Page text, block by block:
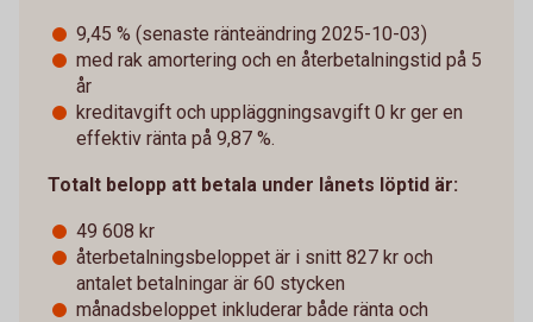
9,45 % (senaste ränteändring 2025-10-03)
med rak amortering och en återbetalningstid på 5
år
kreditavgift och uppläggningsavgift 0 kr ger en
effektiv ränta på 9,87 %.
Totalt belopp att betala under lånets löptid är:
49 608 kr
återbetalningsbeloppet är i snitt 827 kr och
antalet betalningar är 60 stycken
månadsbeloppet inkluderar både ränta och